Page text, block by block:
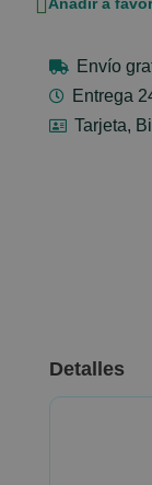
Envío
Entrega
Tarjeta,
Detalles